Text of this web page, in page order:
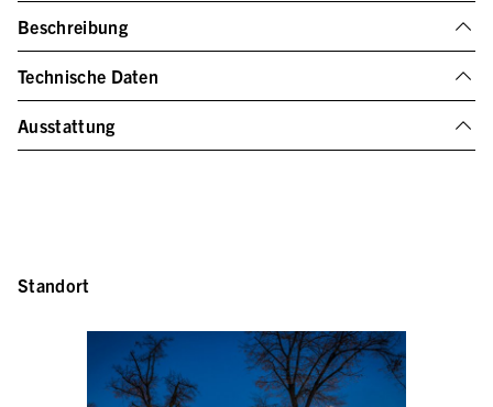
Beschreibung
Technische Daten
Ausstattung
Standort